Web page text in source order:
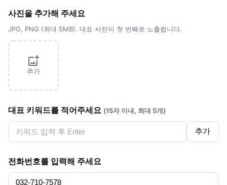
사진을 추가해 주세요
JPG, PNG (최대 5MB). 대표 사진이 첫 번째로 노출됩니다.
추가
대표 키워드를 적어주세요 (15자 이내, 최대 5개)
추가
전화번호를 입력해 주세요